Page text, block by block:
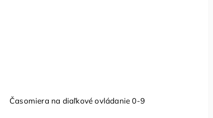
Nastreľovacia plachta s otvormi na bránu